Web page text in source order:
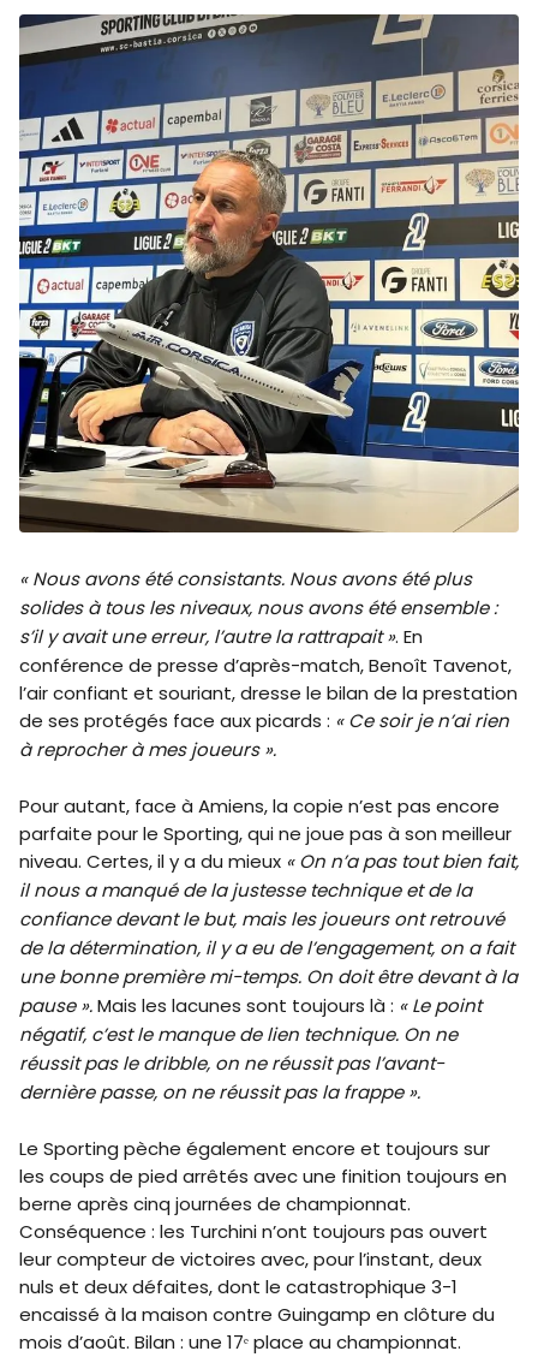
« Nous avons été consistants. Nous avons été plus
solides à tous les niveaux, nous avons été ensemble :
s’il y avait une erreur, l’autre la rattrapait ». En
conférence de presse d’après-match, Benoît Tavenot,
l’air confiant et souriant, dresse le bilan de la prestation
de ses protégés face aux picards : « Ce soir je n’ai rien
à reprocher à mes joueurs ».
Pour autant, face à Amiens, la copie n’est pas encore
parfaite pour le Sporting, qui ne joue pas à son meilleur
niveau. Certes, il y a du mieux « On n’a pas tout bien fait,
il nous a manqué de la justesse technique et de la
confiance devant le but, mais les joueurs ont retrouvé
de la détermination, il y a eu de l’engagement, on a fait
une bonne première mi-temps. On doit être devant à la
pause ».Mais les lacunes sont toujours là : « Le point
négatif, c’est le manque de lien technique. On ne
réussit pas le dribble, on ne réussit pas l’avant-
dernière passe, on ne réussit pas la frappe ».
Le Sporting pèche également encore et toujours sur
les coups de pied arrêtés avec une finition toujours en
berne après cinq journées de championnat.
Conséquence : les Turchini n’ont toujours pas ouvert
leur compteur de victoires avec, pour l’instant, deux
nuls et deux défaites, dont le catastrophique 3-1
encaissé à la maison contre Guingamp en clôture du
mois d’août. Bilan : une 17ᵉ place au championnat.